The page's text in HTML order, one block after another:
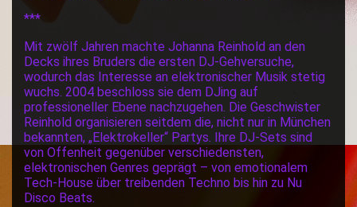
***
Mit zwölf Jahren machte Johanna Reinhold an den
Decks ihres Bruders die ersten DJ-Gehversuche,
wodurch das Interesse an elektronischer Musik stetig
wuchs. 2004 beschloss sie dem DJing auf
professioneller Ebene nachzugehen. Die Geschwister
Reinhold organisieren seitdem die, nicht nur in München
bekannten, „Elektrokeller“ Partys. Ihre DJ-Sets sind
von Offenheit gegenüber verschiedensten,
elektronischen Genres geprägt – von emotionalem
Tech-House über treibenden Techno bis hin zu Nu
Disco Beats.